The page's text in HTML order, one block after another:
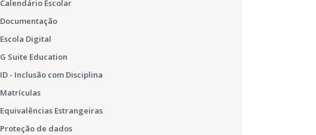
Calendário Escolar
Documentação
Escola Digital
G Suite Education
ID - Inclusão com Disciplina
Matrículas
Equivalências Estrangeiras
Proteção de dados